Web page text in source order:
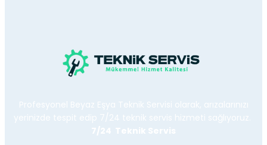
Profesyonel Beyaz Eşya Teknik Servisi olarak, arızalarınızı
yerinizde tespit edip 7/24 teknik servis hizmeti sağlıyoruz.
7/24 Teknik Servis